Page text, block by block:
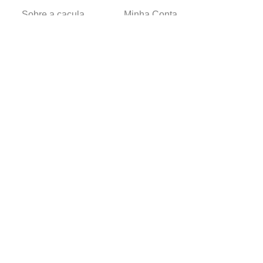
Sobre a caçula
Minha Conta